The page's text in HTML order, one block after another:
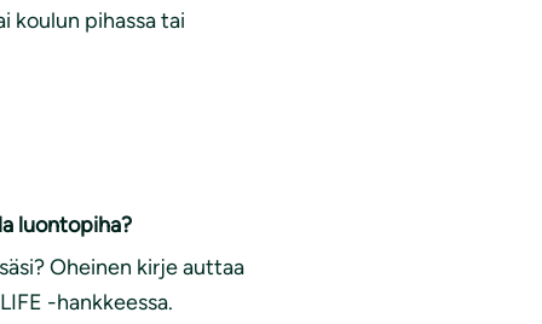
koulun pihassa tai
luontopiha?
Oheinen kirje auttaa
-hankkeessa.